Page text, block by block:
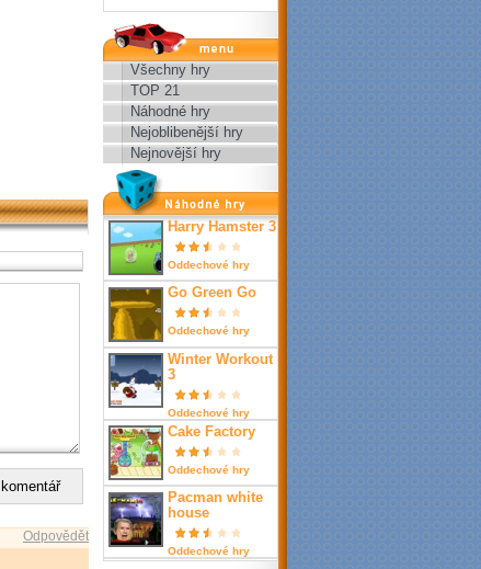
Odpovědět
menu
Všechny hry
TOP 21
Náhodné hry
Nejoblibenější hry
Nejnovější hry
nahodné hry
Harry Hamster 3
Oddechové hry
Go Green Go
Oddechové hry
Winter Workout
3
Oddechové hry
Cake Factory
Oddechové hry
Pacman white
house
Oddechové hry